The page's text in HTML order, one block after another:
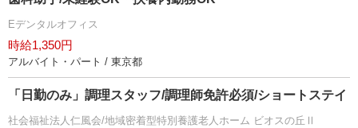
Eデンタルオフィス
時給1,350円
アルバイト・パート / 東京都
「日勤のみ」調理スタッフ/調理師免許必須/ショートステイ
社会福祉法人仁風会/地域密着型特別養護老人ホーム ビオスの丘Ⅱ